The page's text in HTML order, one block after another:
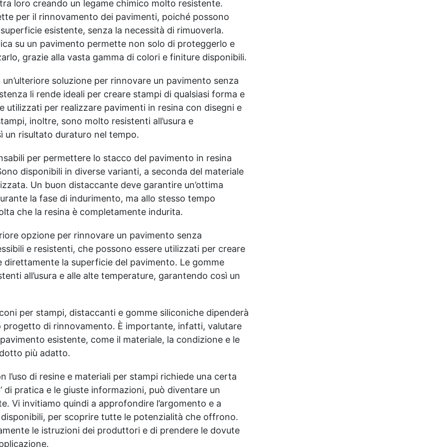
Risultati professionali:
Sistema autolivellante,
resistente ai raggi UV,
duraturo e con finitura
lucida o satinata. ✅
Personalizzabile:
metrature da 2m² a 100m²,
con una vasta gamma di
pigmenti selezionabili.
loro creando un legame chimico molto resistente.
per il rinnovamento dei pavimenti, poiché possono
esistente, senza la necessità di rimuoverla.
su un pavimento permette non solo di proteggerlo e
grazie alla vasta gamma di colori e finiture disponibili.
soluzione per rinnovare un pavimento senza
li rende ideali per creare stampi di qualsiasi forma e
utilizzati per realizzare pavimenti in resina con disegni e
inoltre, sono molto resistenti all’usura e
un risultato duraturo nel tempo.
per permettere lo stacco del pavimento in resina
disponibili in diverse varianti, a seconda del materiale
Un buon distaccante deve garantire un’ottima
la fase di indurimento, ma allo stesso tempo
che la resina è completamente indurita.
opzione per rinnovare un pavimento senza
e resistenti, che possono essere utilizzati per creare
la superficie del pavimento. Le gomme
all’usura e alle alte temperature, garantendo così un
per stampi, distaccanti e gomme siliconiche dipenderà
progetto di rinnovamento. È importante, infatti, valutare
esistente, come il materiale, la condizione e le
più adatto.
l’uso di resine e materiali per stampi richiede una certa
di pratica e le giuste informazioni, può diventare un
Vi invitiamo quindi a approfondire l’argomento e a
per scoprire tutte le potenzialità che offrono.
le istruzioni dei produttori e di prendere le dovute